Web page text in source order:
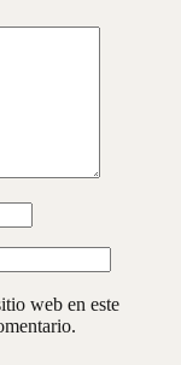
web en este